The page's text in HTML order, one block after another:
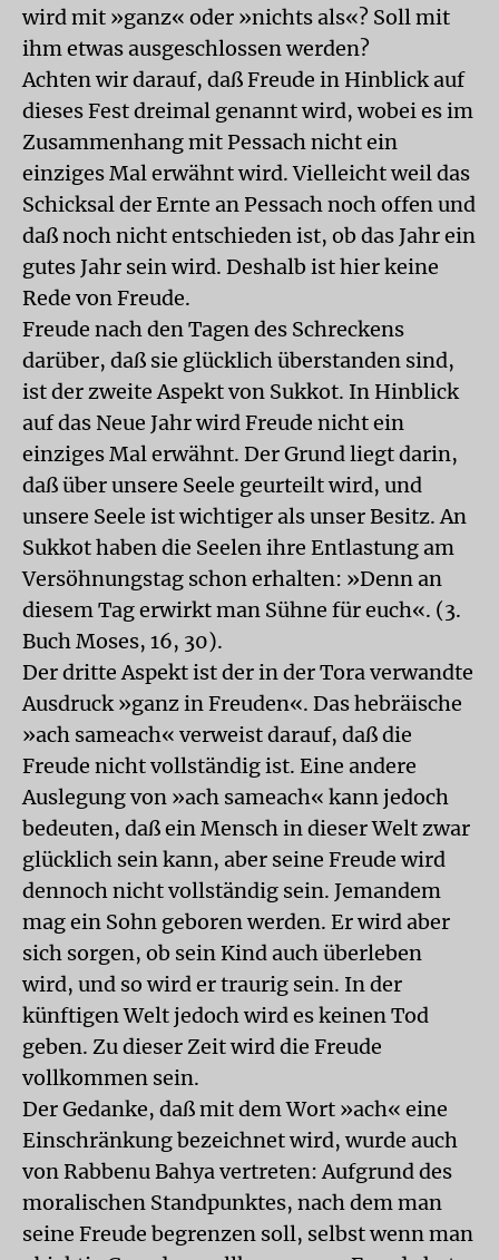
wird mit »ganz« oder »nichts als«? Soll mit
ihm etwas ausgeschlossen werden?
Achten wir darauf, daß Freude in Hinblick auf
dieses Fest dreimal genannt wird, wobei es im
Zusammenhang mit Pessach nicht ein
einziges Mal erwähnt wird. Vielleicht weil das
Schicksal der Ernte an Pessach noch offen und
daß noch nicht entschieden ist, ob das Jahr ein
gutes Jahr sein wird. Deshalb ist hier keine
Rede von Freude.
Freude nach den Tagen des Schreckens
darüber, daß sie glücklich überstanden sind,
ist der zweite Aspekt von Sukkot. In Hinblick
auf das Neue Jahr wird Freude nicht ein
einziges Mal erwähnt. Der Grund liegt darin,
daß über unsere Seele geurteilt wird, und
unsere Seele ist wichtiger als unser Besitz. An
Sukkot haben die Seelen ihre Entlastung am
Versöhnungstag schon erhalten: »Denn an
diesem Tag erwirkt man Sühne für euch«. (3.
Buch Moses, 16, 30).
Der dritte Aspekt ist der in der Tora verwandte
Ausdruck »ganz in Freuden«. Das hebräische
»ach sameach« verweist darauf, daß die
Freude nicht vollständig ist. Eine andere
Auslegung von »ach sameach« kann jedoch
bedeuten, daß ein Mensch in dieser Welt zwar
glücklich sein kann, aber seine Freude wird
dennoch nicht vollständig sein. Jemandem
mag ein Sohn geboren werden. Er wird aber
sich sorgen, ob sein Kind auch überleben
wird, und so wird er traurig sein. In der
künftigen Welt jedoch wird es keinen Tod
geben. Zu dieser Zeit wird die Freude
vollkommen sein.
Der Gedanke, daß mit dem Wort »ach« eine
Einschränkung bezeichnet wird, wurde auch
von Rabbenu Bahya vertreten: Aufgrund des
moralischen Standpunktes, nach dem man
seine Freude begrenzen soll, selbst wenn man